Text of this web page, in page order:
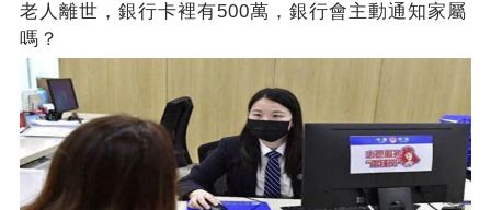
老人離世，銀行卡裡有500萬，銀行會主動通知家屬
嗎？